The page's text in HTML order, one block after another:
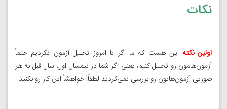
نکات
اولین نکته این هست که ما اگر تا امروز تحلیل آزمون نکردیم حتماً
آزمون‌هامون رو تحلیل کنیم، یعنی اگر شما در نیمسال اول، سال قبل به هر
صورتی آزمون‌هاتون رو بررسی نمی‌کردید لطفاً! خواهشاً این کار رو بکنید.